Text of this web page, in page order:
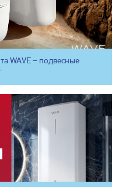
WAVE – подвесные